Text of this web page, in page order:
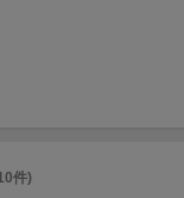
件)